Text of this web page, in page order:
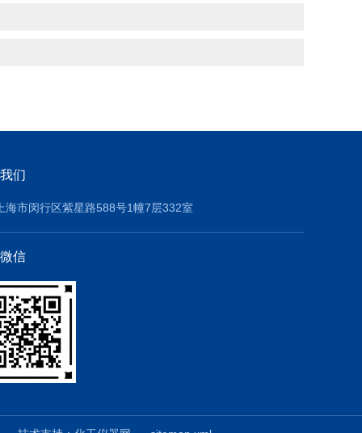
们
上海市闵行区紫星路588号1幢7层332室
信